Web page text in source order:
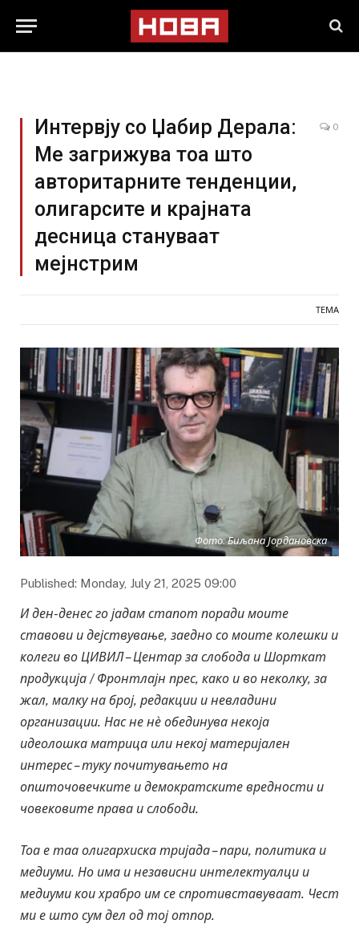
Интервју со Џабир Дерала:
Ме загрижува тоа што
авторитарните тенденции,
олигарсите и крајната
десница стануваат
мејнстрим
0
ТЕМА
Фото: Биљана Јордановска
Published: Monday, July 21, 2025 09:00
И ден-денес го јадам стапот поради моите
ставови и дејствување, заедно со моите колешки и
колеги во ЦИВИЛ – Центар за слобода и Шорткат
продукција / Фронтлајн прес, како и во неколку, за
жал, малку на број, редакции и невладини
организации. Нас не нѐ обединува некоја
идеолошка матрица или некој материјален
интерес – туку почитувањето на
општочовечките и демократските вредности и
човековите права и слободи.
Тоа е таа олигархиска тријада – пари, политика и
медиуми. Но има и независни интелектуалци и
медиуми кои храбро им се спротивставуваат. Чест
ми е што сум дел од тој отпор.